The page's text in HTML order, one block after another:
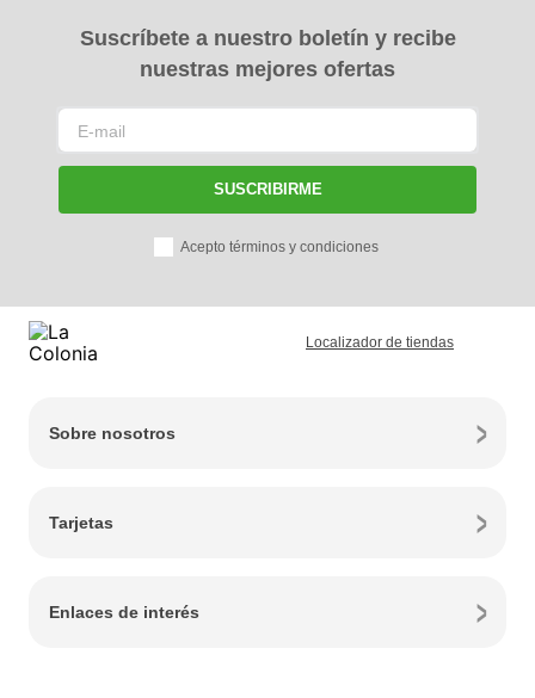
Suscríbete a nuestro boletín y recibe
nuestras mejores ofertas
SUSCRIBIRME
Acepto términos y condiciones
Localizador de tiendas
Sobre nosotros
Tarjetas
Enlaces de interés